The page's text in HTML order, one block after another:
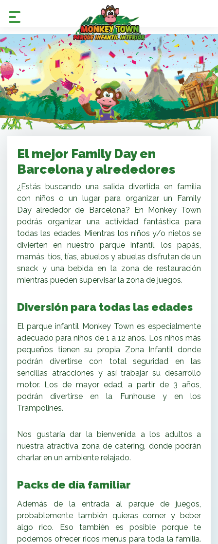
El mejor Family Day en
Barcelona y alrededores
¿Estás buscando una salida divertida en familia
con niños o un lugar para organizar un Family
Day alrededor de Barcelona? En Monkey Town
podrás organizar una actividad fantástica para
todas las edades. Mientras los niños y/o nietos se
divierten en nuestro parque infantil, los papás,
mamás, tíos, tías, abuelos y abuelas disfrutan de un
snack y una bebida en la zona de restauración
mientras pueden supervisar la zona de juegos.
Diversión para todas las edades
El parque infantil Monkey Town es especialmente
adecuado para niños de 1 a 12 años. Los niños más
pequeños tienen su propia Zona Infantil donde
podrán divertirse con total seguridad en las
sencillas atracciones y así trabajar su desarrollo
motor. Los de mayor edad, a partir de 3 años,
podrán divertirse en la Funhouse y en los
Trampolines.
Nos gustaría dar la bienvenida a los adultos a
nuestra atractiva zona de catering, donde podrán
charlar en un ambiente relajado.
Packs de día familiar
Además de la entrada al parque de juegos,
probablemente también quieras comer y beber
algo rico. Eso también es posible porque te
podemos ofrecer ricos menus para toda la familia.